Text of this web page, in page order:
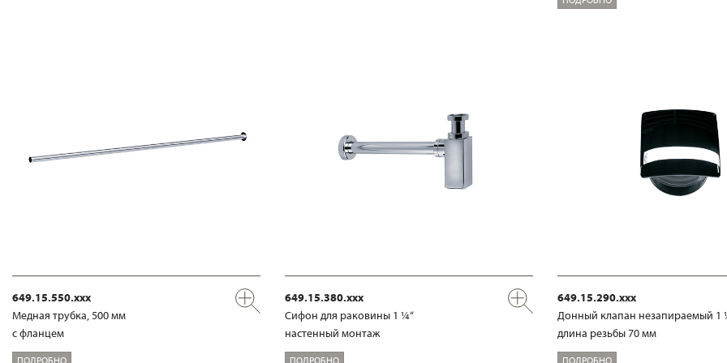
649.15.550.xxx
Медная трубка, 500 мм
с фланцем
ПОДРОБНО
649.15.380.xxx
Сифон для раковины 1 ¼“
настенный монтаж
ПОДРОБНО
649.15.290.xxx
Донный клапан незапираемый 1
длина резьбы 70 мм
ПОДРОБНО